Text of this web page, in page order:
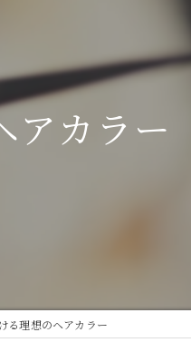
アカラー
る理想のヘアカラー